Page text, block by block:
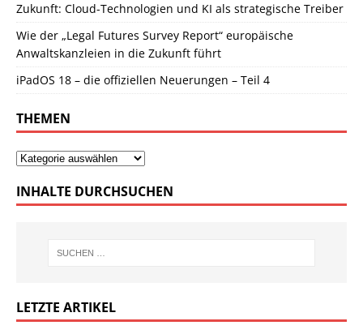
Zukunft: Cloud-Technologien und KI als strategische Treiber
Wie der „Legal Futures Survey Report“ europäische
Anwaltskanzleien in die Zukunft führt
iPadOS 18 – die offiziellen Neuerungen – Teil 4
THEMEN
INHALTE DURCHSUCHEN
LETZTE ARTIKEL